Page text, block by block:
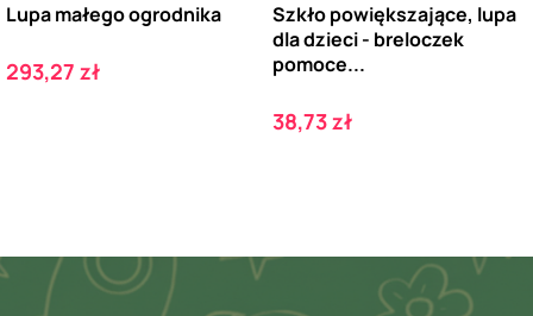
Lupa małego ogrodnika
Cena
293,27 zł
Szkło powiększające, lupa
dla dzieci - breloczek
pomoce...
Cena
38,73 zł